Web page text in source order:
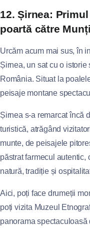
12. Șirnea:
poartă către
Urcăm acum mai sus, în
Șirnea, un sat cu o
România. Situat la
peisaje montane
Șirnea s-a remarcat încă
turistică, atrăgând
munte, de peisajele
păstrat farmecul autentic,
natură, tradiție și
Aici, poți face drumeții
poți vizita Muzeul
panorama